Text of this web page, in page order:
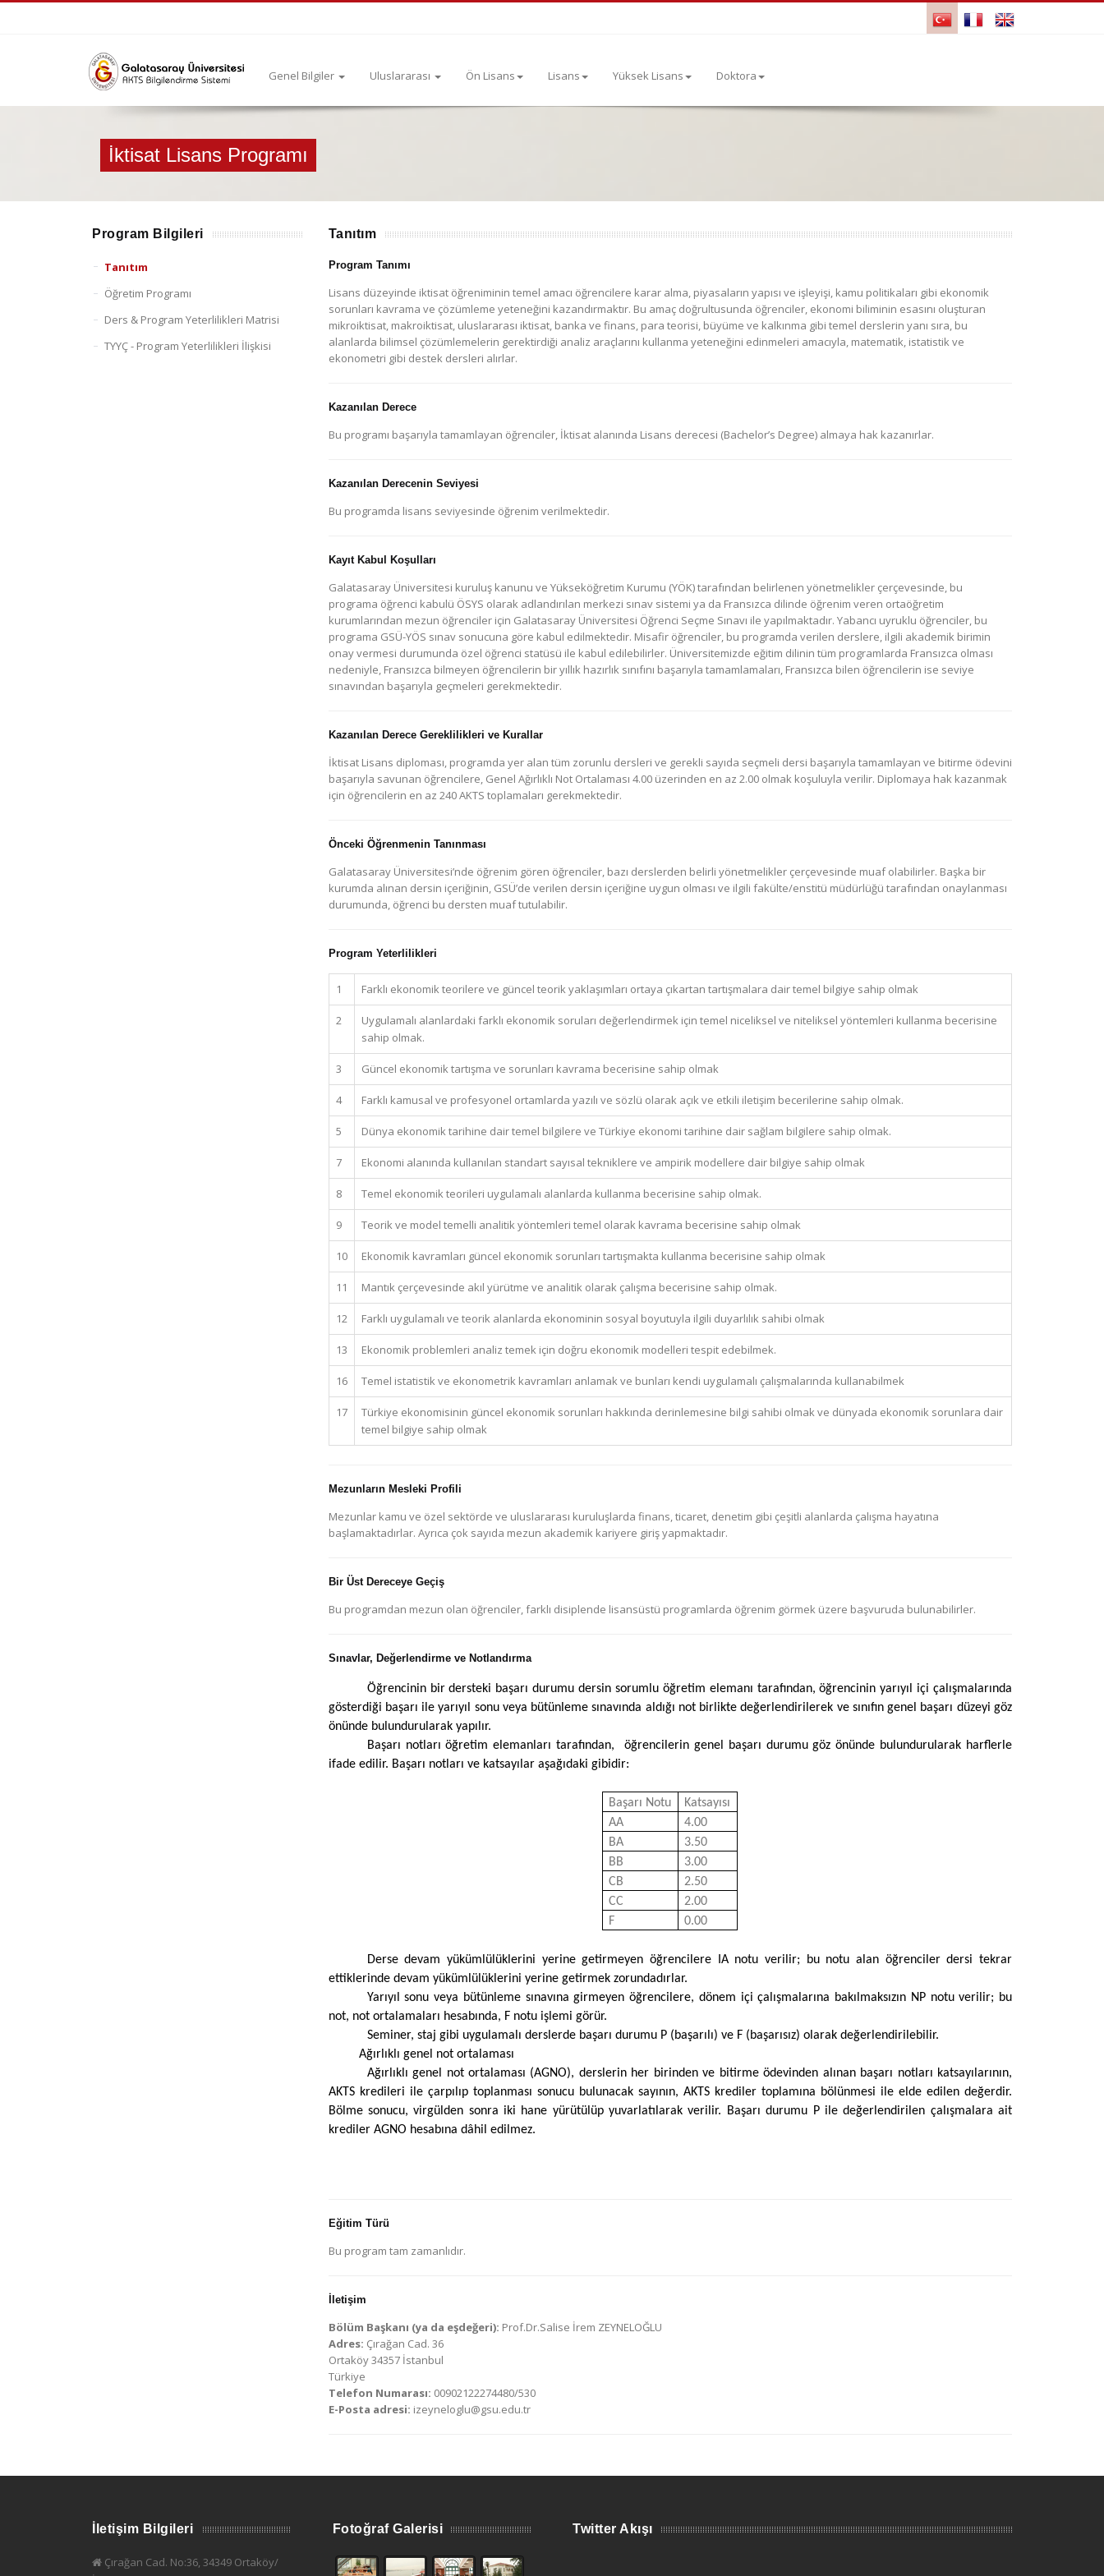
Genel Bilgiler Uluslararası Ön Lisans Lisans Yüksek Lisans Doktora
İktisat Lisans Programı
Program Bilgileri
Tanıtım
Öğretim Programı
Ders & Program Yeterlilikleri Matrisi
TYYÇ - Program Yeterlilikleri İlişkisi
Tanıtım
Program Tanımı
Lisans düzeyinde iktisat öğreniminin temel amacı öğrencilere karar alma, piyasaların yapısı ve işleyişi, kamu politikaları gibi ekonomik
sorunları kavrama ve çözümleme yeteneğini kazandırmaktır. Bu amaç doğrultusunda öğrenciler, ekonomi biliminin esasını oluşturan
mikroiktisat, makroiktisat, uluslararası iktisat, banka ve finans, para teorisi, büyüme ve kalkınma gibi temel derslerin yanı sıra, bu
alanlarda bilimsel çözümlemelerin gerektirdiği analiz araçlarını kullanma yeteneğini edinmeleri amacıyla, matematik, istatistik ve
ekonometri gibi destek dersleri alırlar.
Kazanılan Derece
Bu programı başarıyla tamamlayan öğrenciler, İktisat alanında Lisans derecesi (Bachelor’s Degree) almaya hak kazanırlar.
Kazanılan Derecenin Seviyesi
Bu programda lisans seviyesinde öğrenim verilmektedir.
Kayıt Kabul Koşulları
Galatasaray Üniversitesi kuruluş kanunu ve Yükseköğretim Kurumu (YÖK) tarafından belirlenen yönetmelikler çerçevesinde, bu
programa öğrenci kabulü ÖSYS olarak adlandırılan merkezi sınav sistemi ya da Fransızca dilinde öğrenim veren ortaöğretim
kurumlarından mezun öğrenciler için Galatasaray Üniversitesi Öğrenci Seçme Sınavı ile yapılmaktadır. Yabancı uyruklu öğrenciler, bu
programa GSÜ-YÖS sınav sonucuna göre kabul edilmektedir. Misafir öğrenciler, bu programda verilen derslere, ilgili akademik birimin
onay vermesi durumunda özel öğrenci statüsü ile kabul edilebilirler. Üniversitemizde eğitim dilinin tüm programlarda Fransızca olması
nedeniyle, Fransızca bilmeyen öğrencilerin bir yıllık hazırlık sınıfını başarıyla tamamlamaları, Fransızca bilen öğrencilerin ise seviye
sınavından başarıyla geçmeleri gerekmektedir.
Kazanılan Derece Gereklilikleri ve Kurallar
İktisat Lisans diploması, programda yer alan tüm zorunlu dersleri ve gerekli sayıda seçmeli dersi başarıyla tamamlayan ve bitirme ödevini
başarıyla savunan öğrencilere, Genel Ağırlıklı Not Ortalaması 4.00 üzerinden en az 2.00 olmak koşuluyla verilir. Diplomaya hak kazanmak
için öğrencilerin en az 240 AKTS toplamaları gerekmektedir.
Önceki Öğrenmenin Tanınması
Galatasaray Üniversitesi’nde öğrenim gören öğrenciler, bazı derslerden belirli yönetmelikler çerçevesinde muaf olabilirler. Başka bir
kurumda alınan dersin içeriğinin, GSÜ’de verilen dersin içeriğine uygun olması ve ilgili fakülte/enstitü müdürlüğü tarafından onaylanması
durumunda, öğrenci bu dersten muaf tutulabilir.
Program Yeterlilikleri
1 Farklı ekonomik teorilere ve güncel teorik yaklaşımları ortaya çıkartan tartışmalara dair temel bilgiye sahip olmak
2
Uygulamalı alanlardaki farklı ekonomik soruları değerlendirmek için temel niceliksel ve niteliksel yöntemleri kullanma becerisine
sahip olmak.
3 Güncel ekonomik tartışma ve sorunları kavrama becerisine sahip olmak
4 Farklı kamusal ve profesyonel ortamlarda yazılı ve sözlü olarak açık ve etkili iletişim becerilerine sahip olmak.
5 Dünya ekonomik tarihine dair temel bilgilere ve Türkiye ekonomi tarihine dair sağlam bilgilere sahip olmak.
7 Ekonomi alanında kullanılan standart sayısal tekniklere ve ampirik modellere dair bilgiye sahip olmak
8 Temel ekonomik teorileri uygulamalı alanlarda kullanma becerisine sahip olmak.
9 Teorik ve model temelli analitik yöntemleri temel olarak kavrama becerisine sahip olmak
10 Ekonomik kavramları güncel ekonomik sorunları tartışmakta kullanma becerisine sahip olmak
11 Mantık çerçevesinde akıl yürütme ve analitik olarak çalışma becerisine sahip olmak.
12 Farklı uygulamalı ve teorik alanlarda ekonominin sosyal boyutuyla ilgili duyarlılık sahibi olmak
13 Ekonomik problemleri analiz temek için doğru ekonomik modelleri tespit edebilmek.
16 Temel istatistik ve ekonometrik kavramları anlamak ve bunları kendi uygulamalı çalışmalarında kullanabilmek
17
Türkiye ekonomisinin güncel ekonomik sorunları hakkında derinlemesine bilgi sahibi olmak ve dünyada ekonomik sorunlara dair
temel bilgiye sahip olmak
Mezunların Mesleki Profili
Mezunlar kamu ve özel sektörde ve uluslararası kuruluşlarda finans, ticaret, denetim gibi çeşitli alanlarda çalışma hayatına
başlamaktadırlar. Ayrıca çok sayıda mezun akademik kariyere giriş yapmaktadır.
Bir Üst Dereceye Geçiş
Bu programdan mezun olan öğrenciler, farklı disiplende lisansüstü programlarda öğrenim görmek üzere başvuruda bulunabilirler.
Sınavlar, Değerlendirme ve Notlandırma
Öğrencinin bir dersteki başarı durumu dersin sorumlu öğretim elemanı tarafından, öğrencinin yarıyıl içi çalışmalarında
gösterdiği başarı ile yarıyıl sonu veya bütünleme sınavında aldığı not birlikte değerlendirilerek ve sınıfın genel başarı düzeyi göz
önünde bulundurularak yapılır.
Başarı notları öğretim elemanları tarafından, öğrencilerin genel başarı durumu göz önünde bulundurularak harflerle
ifade edilir. Başarı notları ve katsayılar aşağıdaki gibidir:
Başarı Notu
Katsayısı
AA
4.00
BA
3.50
BB
3.00
CB
2.50
CC
2.00
F
0.00
Derse devam yükümlülüklerini yerine getirmeyen öğrencilere IA notu verilir; bu notu alan öğrenciler dersi tekrar
ettiklerinde devam yükümlülüklerini yerine getirmek zorundadırlar.
Yarıyıl sonu veya bütünleme sınavına girmeyen öğrencilere, dönem içi çalışmalarına bakılmaksızın NP notu verilir; bu
not, not ortalamaları hesabında, F notu işlemi görür.
Seminer, staj gibi uygulamalı derslerde başarı durumu P (başarılı) ve F (başarısız) olarak değerlendirilebilir.
Ağırlıklı genel not ortalaması
Ağırlıklı genel not ortalaması (AGNO), derslerin her birinden ve bitirme ödevinden alınan başarı notları katsayılarının,
AKTS kredileri ile çarpılıp toplanması sonucu bulunacak sayının, AKTS krediler toplamına bölünmesi ile elde edilen değerdir.
Bölme sonucu, virgülden sonra iki hane yürütülüp yuvarlatılarak verilir. Başarı durumu P ile değerlendirilen çalışmalara ait
krediler AGNO hesabına dâhil edilmez.
Eğitim Türü
Bu program tam zamanlıdır.
İletişim
Bölüm Başkanı (ya da eşdeğeri): Prof.Dr.Salise İrem ZEYNELOĞLU
Adres: Çırağan Cad. 36
Ortaköy 34357 İstanbul
Türkiye
Telefon Numarası: 00902122274480/530
E-Posta adresi: izeyneloglu@gsu.edu.tr
İletişim Bilgileri
Çırağan Cad. No:36, 34349 Ortaköy/
Fotoğraf Galerisi Twitter Akışı